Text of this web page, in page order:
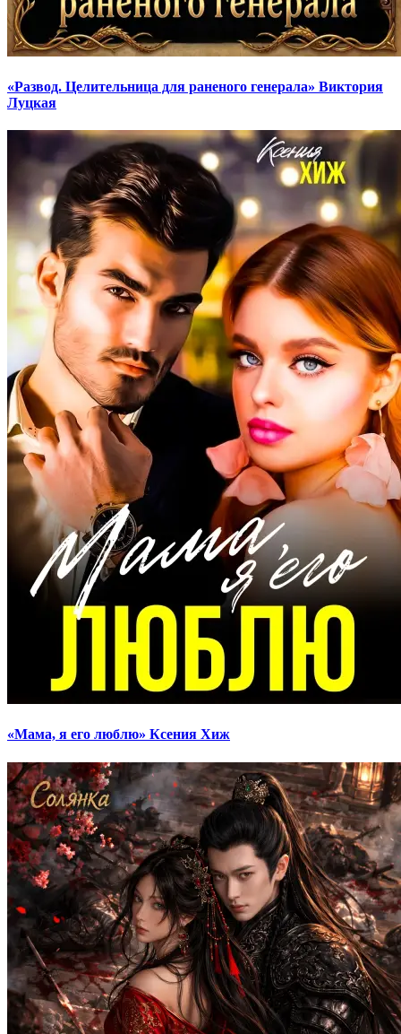
«Развод. Целительница для раненого генерала» Виктория
Луцкая
«Мама, я его люблю» Ксения Хиж